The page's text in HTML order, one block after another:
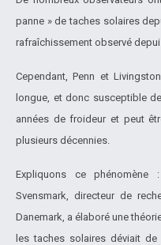
panne » de taches solaires
rafraîchissement observé
Cependant, Penn et
longue, et donc susceptible
années de froideur et peut
plusieurs décennies.
Expliquons ce
Svensmark, directeur de
Danemark, a élaboré une
les taches solaires déviait